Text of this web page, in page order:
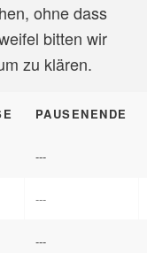
ohne dass
bitten wir
zu klären.
PAUSENENDE
---
---
---